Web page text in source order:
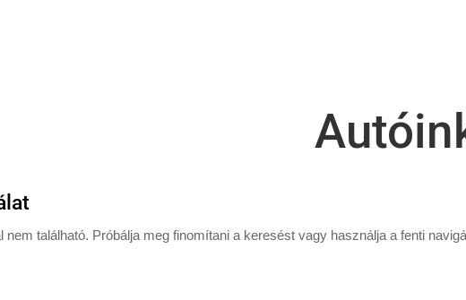
nem található. Próbálja meg finomítani a keresést vagy használja a fenti